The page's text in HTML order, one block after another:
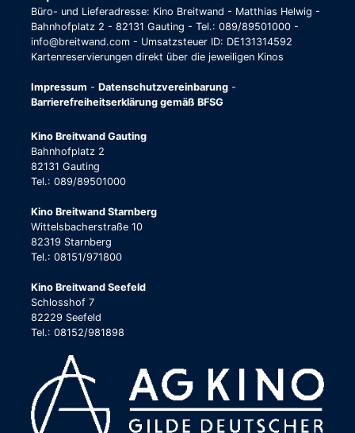
Büro- und Lieferadresse: Kino Breitwand - Matthias Helwig -
Bahnhofplatz 2 - 82131 Gauting - Tel.: 089/89501000 -
info@breitwand.com - Umsatzsteuer ID: DE131314592
Kartenreservierungen direkt über die jeweiligen Kinos
Impressum - Datenschutzvereinbarung -
Barrierefreiheitserklärung gemäß BFSG
Kino Breitwand Gauting
Bahnhofplatz 2
82131 Gauting
Tel.: 089/89501000
Kino Breitwand Starnberg
Wittelsbacherstraße 10
82319 Starnberg
Tel.: 08151/971800
Kino Breitwand Seefeld
Schlosshof 7
82229 Seefeld
Tel.: 08152/981898